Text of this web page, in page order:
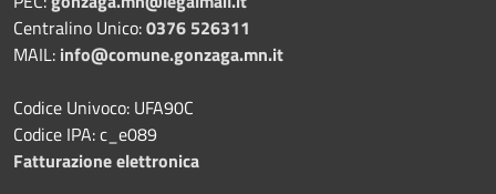
Centralino Unico:0376 526311
MAIL: info@comune.gonzaga.mn.it
Codice Univoco: UFA90C
Codice IPA: c_e089
Fatturazione elettronica